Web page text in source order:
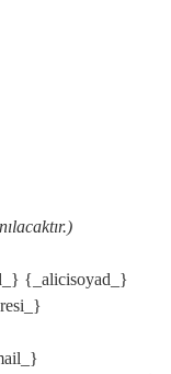
{_alicisoyad_}